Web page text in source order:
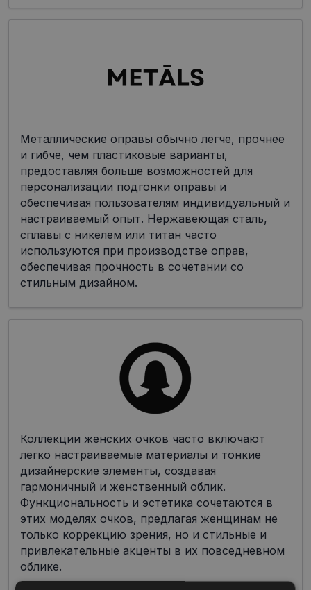
Металлические оправы обычно легче, прочнее
и гибче, чем пластиковые варианты,
предоставляя больше возможностей для
персонализации подгонки оправы и
обеспечивая пользователям индивидуальный и
настраиваемый опыт. Нержавеющая сталь,
сплавы с никелем или титан часто
используются при производстве оправ,
обеспечивая прочность в сочетании со
стильным дизайном.
Коллекции женских очков часто включают
легко настраиваемые материалы и тонкие
дизайнерские элементы, создавая
гармоничный и женственный облик.
Функциональность и эстетика сочетаются в
этих моделях очков, предлагая женщинам не
только коррекцию зрения, но и стильные и
привлекательные акценты в их повседневном
облике.